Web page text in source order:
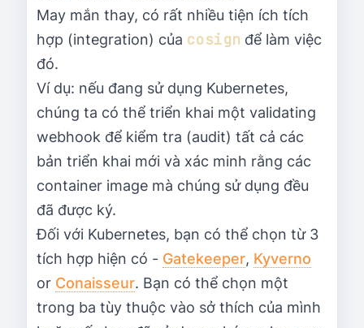
May mắn thay, có rất nhiều tiện ích tích
hợp (integration) của cosign để làm việc
đó.
Ví dụ: nếu đang sử dụng Kubernetes,
chúng ta có thể triển khai một validating
webhook để kiểm tra (audit) tất cả các
bản triển khai mới và xác minh rằng các
container image mà chúng sử dụng đều
đã được ký.
Đối với Kubernetes, bạn có thể chọn từ 3
tích hợp hiện có - Gatekeeper, Kyverno
or Conaisseur. Bạn có thể chọn một
trong ba tùy thuộc vào sở thích của mình